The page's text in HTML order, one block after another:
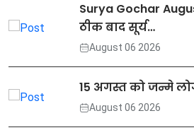
Surya Gochar
ठीक बाद सूर्य…
August 06 2026
15 अगस्त को जन्मे
August 06 2026